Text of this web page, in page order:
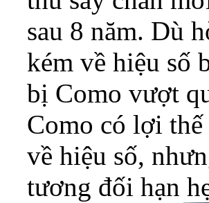
sau 8 năm. Dù
kém về hiệu số
bị Como vượt
Como có lợi
về hiệu số,
tương đối hạn